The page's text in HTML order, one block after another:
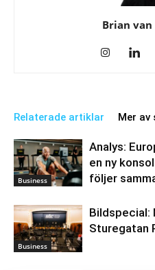
Brian
Relaterade artiklar Mer
Business
Analys:
en ny
följer
Business
Bildspecial:
Sturegatan